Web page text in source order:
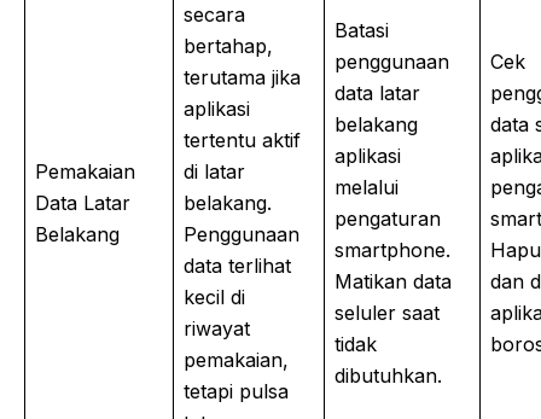
Pemakaian
Data Latar
Belakang
secara
bertahap,
terutama jika
aplikasi
tertentu aktif
di latar
belakang.
Penggunaan
data terlihat
kecil di
riwayat
pemakaian,
tetapi pulsa
Batasi
penggunaan
data latar
belakang
aplikasi
melalui
pengaturan
smartphone.
Matikan data
seluler saat
tidak
dibutuhkan.
Cek
data
dan